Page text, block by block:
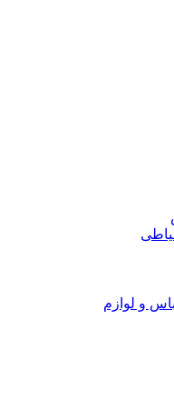
و لوازم